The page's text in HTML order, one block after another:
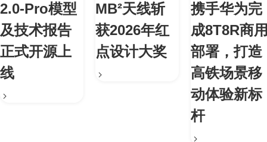
2.0-Pro模型
及技术报告
正式开源上
线
MB²天线斩
获2026年红
点设计大奖
携手华为完
成8T8R商
部署，打造
高铁场景移
动体验新标
杆